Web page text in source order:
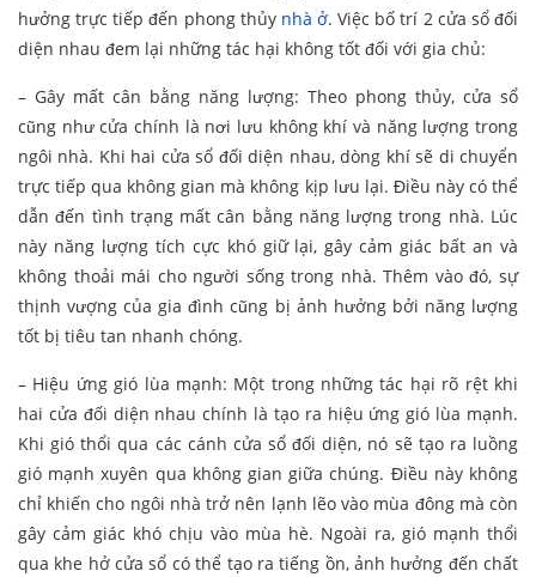
hưởng trực tiếp đến phong thủy nhà ở. Việc bố trí 2 cửa sổ đối
diện nhau đem lại những tác hại không tốt đối với gia chủ:
– Gây mất cân bằng năng lượng: Theo phong thủy, cửa sổ
cũng như cửa chính là nơi lưu không khí và năng lượng trong
ngôi nhà. Khi hai cửa sổ đối diện nhau, dòng khí sẽ di chuyển
trực tiếp qua không gian mà không kịp lưu lại. Điều này có thể
dẫn đến tình trạng mất cân bằng năng lượng trong nhà. Lúc
này năng lượng tích cực khó giữ lại, gây cảm giác bất an và
không thoải mái cho người sống trong nhà. Thêm vào đó, sự
thịnh vượng của gia đình cũng bị ảnh hưởng bởi năng lượng
tốt bị tiêu tan nhanh chóng.
– Hiệu ứng gió lùa mạnh: Một trong những tác hại rõ rệt khi
hai cửa đối diện nhau chính là tạo ra hiệu ứng gió lùa mạnh.
Khi gió thổi qua các cánh cửa sổ đối diện, nó sẽ tạo ra luồng
gió mạnh xuyên qua không gian giữa chúng. Điều này không
chỉ khiến cho ngôi nhà trở nên lạnh lẽo vào mùa đông mà còn
gây cảm giác khó chịu vào mùa hè. Ngoài ra, gió mạnh thổi
qua khe hở cửa sổ có thể tạo ra tiếng ồn, ảnh hưởng đến chất